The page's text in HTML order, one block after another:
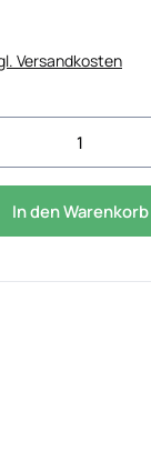
Versandkosten
Gib den
In den Warenkorb